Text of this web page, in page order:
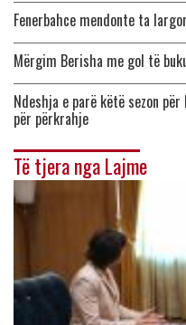
Fenerbahce mendonte ta
Mërgim Berisha me gol të
Ndeshja e parë këtë sezon
për përkrahje
Të tjera nga Lajme